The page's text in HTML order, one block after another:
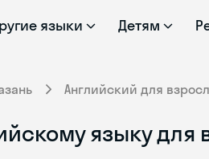
языки Детям
Английский для
языку